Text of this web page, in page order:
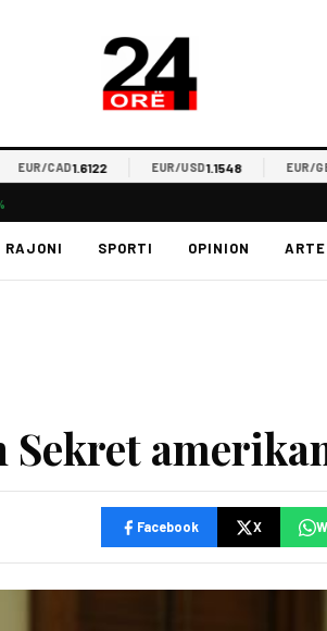
CAD1.6122 EUR/USD1.1548 EUR/GBP
RAJONI SPORTI OPINION ARTE
Sekret
Facebook X